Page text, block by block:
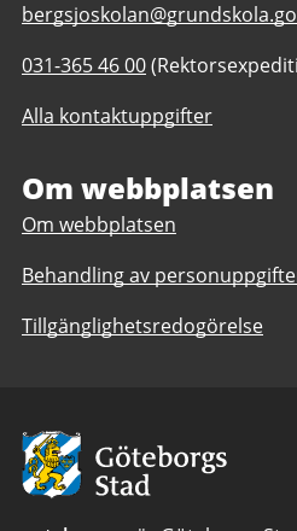
E-
till
Bergsjöskolan
F-
anpassad
grundskola
6
Telefonnummer
Bergsjöskolan
6,
anpassad
grundskola
1-
031-365 46 00
Alla kontaktuppgifter
Om webbplatsen
Om webbplatsen
Behandling av
Tillgänglighetsredogörelse
Avsändare:
Göteborgs
Stad